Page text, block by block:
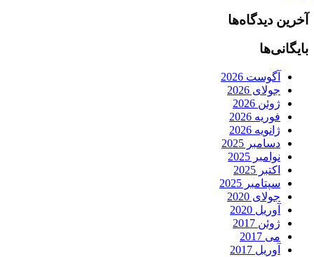
آخرین دیدگاه‌ها
بایگانی‌ها
آگوست 2026
جولای 2026
ژوئن 2026
فوریه 2026
ژانویه 2026
دسامبر 2025
نوامبر 2025
اکتبر 2025
سپتامبر 2025
جولای 2020
آوریل 2020
ژوئن 2017
می 2017
آوریل 2017